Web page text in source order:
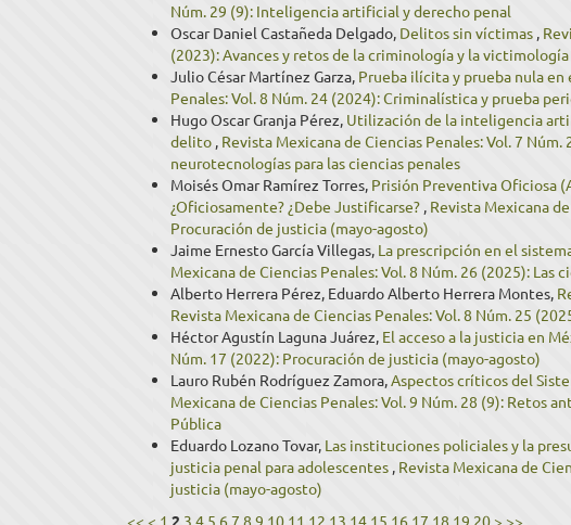
Núm. 29 (9): Inteligencia artificial y derecho penal
Oscar Daniel Castañeda Delgado, Delitos sin víctimas ,
(2023): Avances y retos de la criminología y la
Julio César Martínez Garza, Prueba ilícita y prueba nula en
Penales: Vol. 8 Núm. 24 (2024): Criminalística y prueba
Hugo Oscar Granja Pérez, Utilización de la inteligencia
delito , Revista Mexicana de Ciencias Penales: Vol. 7
neurotecnologías para las ciencias penales
Moisés Omar Ramírez Torres, Prisión Preventiva Oficiosa
¿Oficiosamente? ¿Debe Justificarse? , Revista Mexicana
Procuración de justicia (mayo-agosto)
Jaime Ernesto García Villegas, La prescripción en el
Mexicana de Ciencias Penales: Vol. 8 Núm. 26 (2025): Las
Alberto Herrera Pérez, Eduardo Alberto Herrera Montes,
Revista Mexicana de Ciencias Penales: Vol. 8 Núm. 25
Héctor Agustín Laguna Juárez, El acceso a la justicia en
Núm. 17 (2022): Procuración de justicia (mayo-agosto)
Lauro Rubén Rodríguez Zamora,Aspectos críticos del
Mexicana de Ciencias Penales: Vol. 9 Núm. 28 (9): Retos
Pública
Eduardo Lozano Tovar, Las instituciones policiales y la
justicia penal para adolescentes , Revista Mexicana de
justicia (mayo-agosto)
<< < 1 2 3 4 5 67 8 9 10 11 12 13 14 15 16 17 18 19 20 > >>